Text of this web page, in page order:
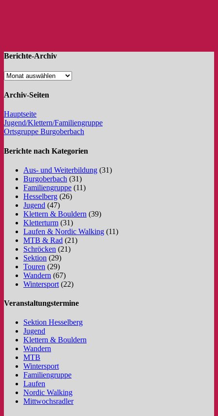
Berichte-Archiv
Archiv-Seiten
Hauptseite
Jugend/Klettern/Familiengruppe
Ortsgruppe Burgoberbach
Berichte nach Kategorien
Aus- und Weiterbildung (31)
Burgoberbach (31)
Familiengruppe (11)
Hesselberg (26)
Jugend (47)
Klettern & Bouldern (39)
Kletterturm (31)
Laufen & Nordic Walking (11)
MTB & Rad (21)
Schröcken (21)
Sektion (29)
Touren (29)
Wandern (67)
Wintersport (22)
Veranstaltungstermine
Sektion Hesselberg
Jugend
Klettern & Bouldern
Wandern
MTB
Wintersport
Familiengruppe
Laufen
Nordic Walking
Mittwochsradler